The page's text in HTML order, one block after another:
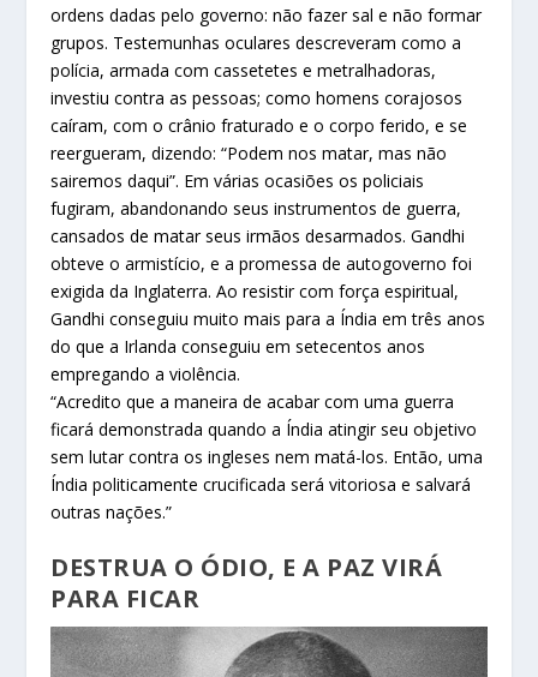
ordens dadas pelo governo: não fazer sal e não formar
grupos. Testemunhas oculares descreveram como a
polícia, armada com cassetetes e metralhadoras,
investiu contra as pessoas; como homens corajosos
caíram, com o crânio fraturado e o corpo ferido, e se
reergueram, dizendo: “Podem nos matar, mas não
sairemos daqui”. Em várias ocasiões os policiais
fugiram, abandonando seus instrumentos de guerra,
cansados de matar seus irmãos desarmados. Gandhi
obteve o armistício, e a promessa de autogoverno foi
exigida da Inglaterra. Ao resistir com força espiritual,
Gandhi conseguiu muito mais para a Índia em três anos
do que a Irlanda conseguiu em setecentos anos
empregando a violência.
“Acredito que a maneira de acabar com uma guerra
ficará demonstrada quando a Índia atingir seu objetivo
sem lutar contra os ingleses nem matá-los. Então, uma
Índia politicamente crucificada será vitoriosa e salvará
outras nações.”
DESTRUA O ÓDIO, E A PAZ VIRÁ
PARA FICAR